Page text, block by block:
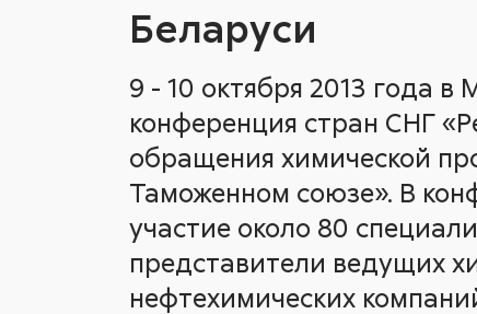
Беларуси
9 - 10 октября 2013 года в
конференция стран СНГ
обращения химической
Таможенном союзе». В
участие около 80
представители ведущих
нефтехимических